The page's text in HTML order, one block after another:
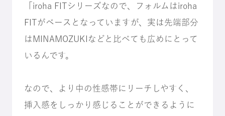
「iroha FITシリーズなので、フォルムはiroha
FITがベースとなっていますが、実は先端部分
はMINAMOZUKIなどと比べても広めにとって
いるんです。
なので、より中の性感帯にリーチしやすく、
挿入感をしっかり感じることができるように